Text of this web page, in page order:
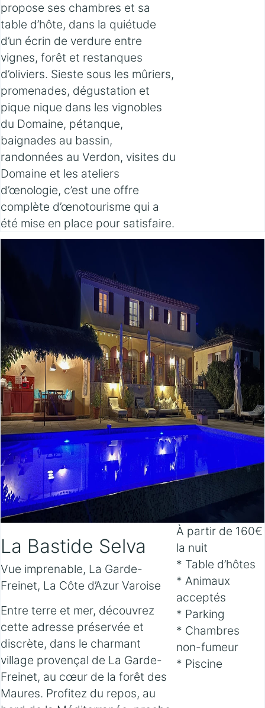
propose ses chambres et sa
table d’hôte, dans la quiétude
d’un écrin de verdure entre
vignes, forêt et restanques
d’oliviers. Sieste sous les mûriers,
promenades, dégustation et
pique nique dans les vignobles
du Domaine, pétanque,
baignades au bassin,
randonnées au Verdon, visites du
Domaine et les ateliers
d’œnologie, c’est une offre
complète d’œnotourisme qui a
été mise en place pour satisfaire.
La Bastide Selva
Vue imprenable, La Garde-
Freinet, La Côte d’Azur Varoise
Entre terre et mer, découvrez
cette adresse préservée et
discrète, dans le charmant
village provençal de La Garde-
Freinet, au cœur de la forêt des
Maures. Profitez du repos, au
À partir de 160€
la nuit
* Table d’hôtes
* Animaux
acceptés
* Parking
* Chambres
non-fumeur
* Piscine